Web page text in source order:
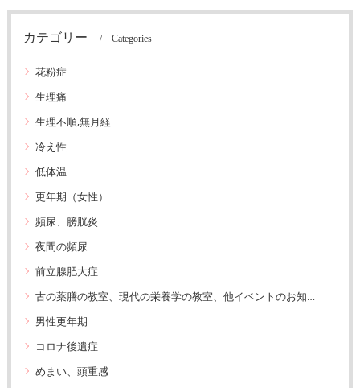
カテゴリー Categories
花粉症
生理痛
生理不順,無月経
冷え性
低体温
更年期（女性）
頻尿、膀胱炎
夜間の頻尿
前立腺肥大症
古の薬膳の教室、現代の栄養学の教室、他イベントのお知らせ
男性更年期
コロナ後遺症
めまい、頭重感